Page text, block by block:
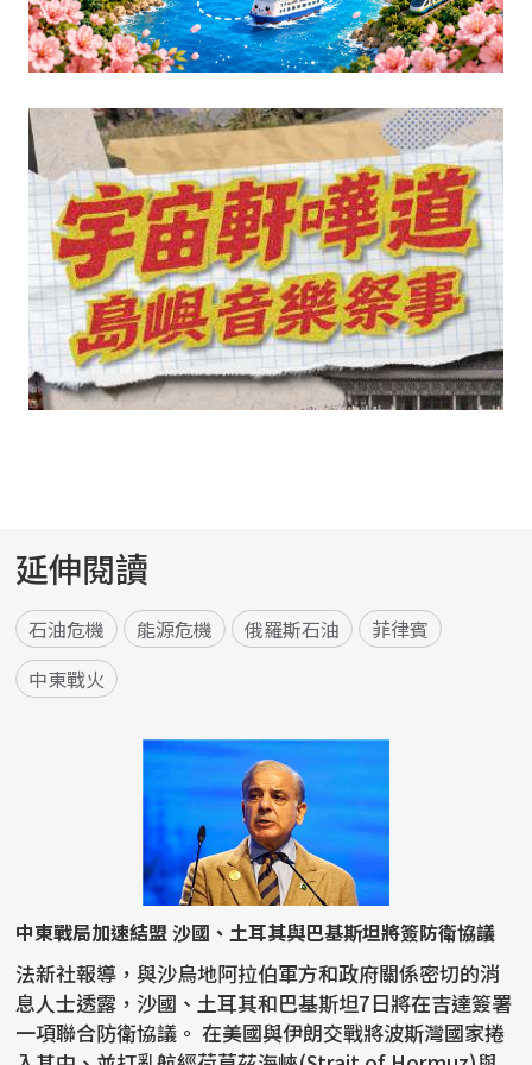
延伸閱讀
石油危機 能源危機 俄羅斯石油
菲律賓
中東戰火
中東戰局加速結盟 沙國、土耳其與巴基斯坦將簽防衛協議
法新社報導，與沙烏地阿拉伯軍方和政府關係密切的消
息人士透露，沙國、土耳其和巴基斯坦7日將在吉達簽署
一項聯合防衛協議。 在美國與伊朗交戰將波斯灣國家捲